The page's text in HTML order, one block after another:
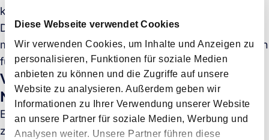
Diese Webseite verwendet Cookies
Wir verwenden Cookies, um Inhalte und Anzeigen zu
personalisieren, Funktionen für soziale Medien
anbieten zu können und die Zugriffe auf unsere
Website zu analysieren. Außerdem geben wir
Informationen zu Ihrer Verwendung unserer Website
an unsere Partner für soziale Medien, Werbung und
Analysen weiter. Unsere Partner führen diese
könnten einen Anstieg der Nachfrage nach diesen
Diensten erleben, was zu Kapazitätsengpässen und
möglicherweise höheren Preisen in diesen Segmenten
führen könnte.
Vorbereitung auf das chinesische
Neujahr
Eine anhaltende Krise im Rotmeerraum wird
zusätzliche Komplexitäten mit sich bringen, wenn wir